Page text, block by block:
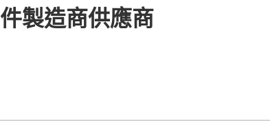
件製造商供應商